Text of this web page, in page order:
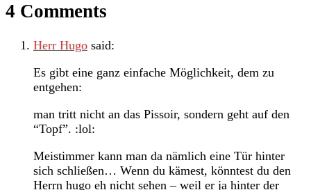
4 Comments
Herr Hugo said:
Es gibt eine ganz einfache Möglichkeit, dem zu
entgehen:
man tritt nicht an das Pissoir, sondern geht auf den
“Topf”. :lol:
Meistimmer kann man da nämlich eine Tür hinter
sich schließen… Wenn du kämest, könntest du den
Herrn hugo eh nicht sehen – weil er ja hinter der